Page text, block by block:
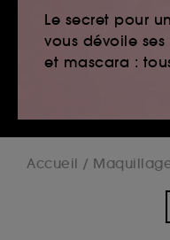
Le secret pour
vous dévoile
et mascara :
Accueil